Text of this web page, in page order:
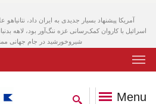
آمریکا پیشنهاد بسیار جدیدی به ایران داد،
اسرائیل با کاروان کمک‌رسانی غزه ننگ‌آور بود، لاهه
شیروخورشید در جام جهانی
Menu